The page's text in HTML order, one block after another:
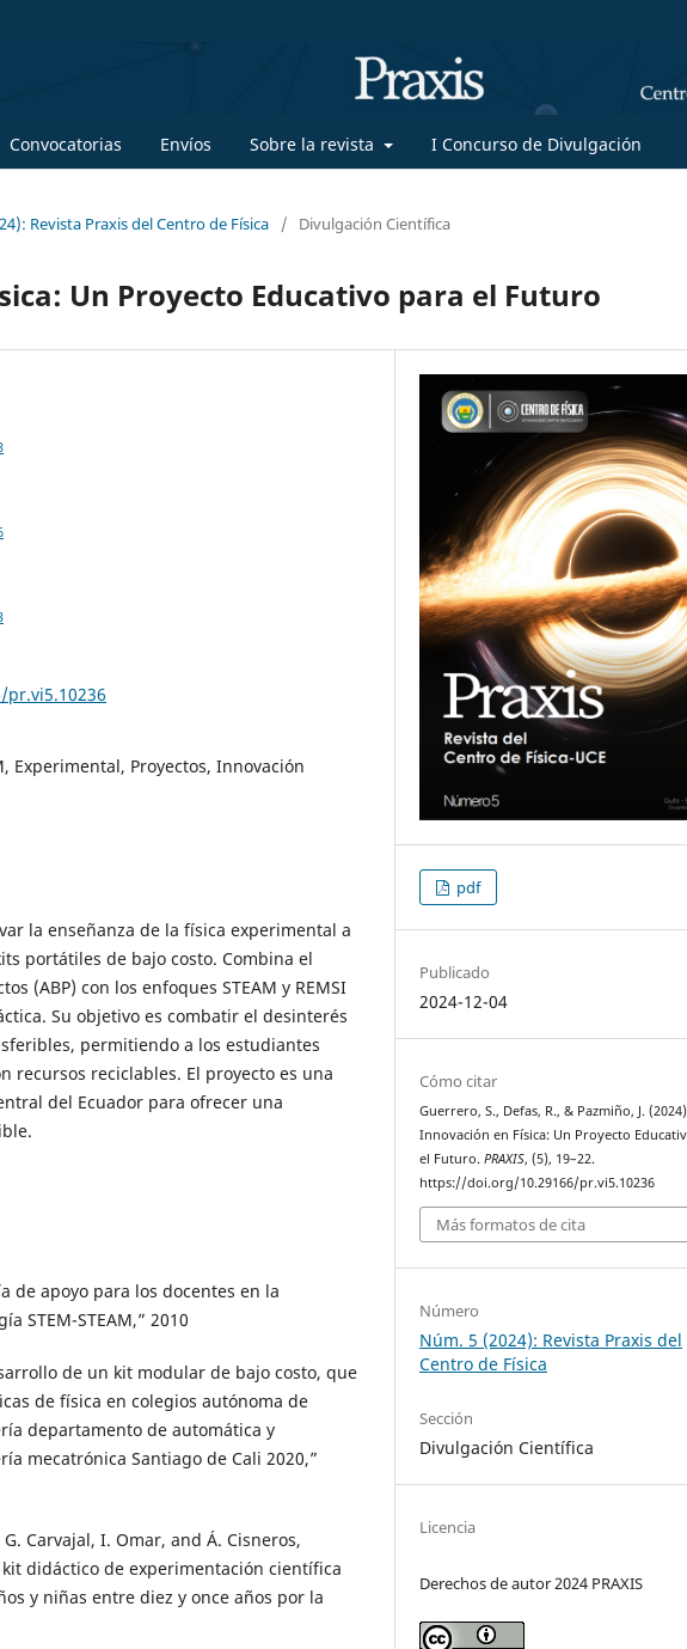
Convocatorias Envíos Sobre la revista I Concurso de Divulgación
Revista Praxis del Centro de Física / Divulgación Científica
Un Proyecto Educativo para el Futuro
Experimental, Proyectos, Innovación
la enseñanza de la física experimental a
portátiles de bajo costo. Combina el
(ABP) con los enfoques STEAM y REMSI
Su objetivo es combatir el desinterés
permitiendo a los estudiantes
recursos reciclables. El proyecto es una
del Ecuador para ofrecer una
de apoyo para los docentes en la
STEM-STEAM,” 2010
de un kit modular de bajo costo, que
de física en colegios autónoma de
departamento de automática y
mecatrónica Santiago de Cali 2020,”
Carvajal, I. Omar, and Á. Cisneros,
didáctico de experimentación científica
y niñas entre diez y once años por la
pdf
Publicado
2024-12-04
Cómo citar
Guerrero, S., Defas, R., & Pazmiño, J.
Innovación en Física: Un Proyecto
el Futuro.PRAXIS, (5), 19–22.
https://doi.org/10.29166/pr.vi5.10236
Más formatos de cita
Número
Núm. 5 (2024): Revista Praxis del
Centro de Física
Sección
Divulgación Científica
Licencia
Derechos de autor 2024 PRAXIS